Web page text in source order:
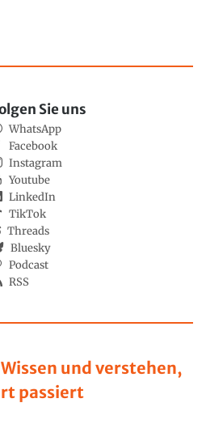
Wissen und verstehen,
passiert
Sie uns
WhatsApp
Facebook
Instagram
Youtube
LinkedIn
TikTok
Threads
Bluesky
Podcast
RSS